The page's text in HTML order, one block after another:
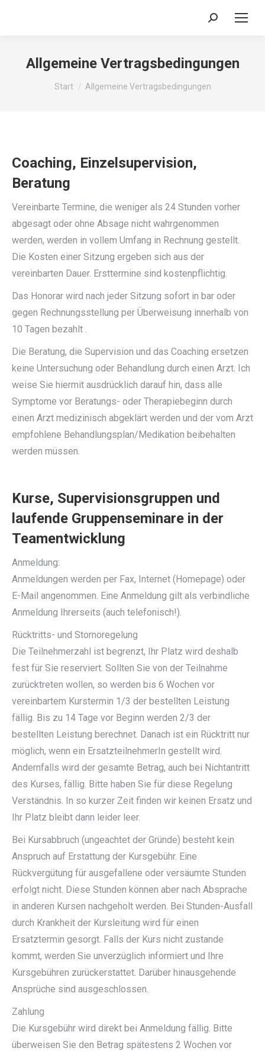
Search:
Allgemeine Vertragsbedingungen
Sie befinden sich hier:
Start Allgemeine Vertragsbedingungen
Coaching, Einzelsupervision,
Beratung
Vereinbarte Termine, die weniger als 24 Stunden vorher
abgesagt oder ohne Absage nicht wahrgenommen
werden, werden in vollem Umfang in Rechnung gestellt.
Die Kosten einer Sitzung ergeben sich aus der
vereinbarten Dauer. Ersttermine sind kostenpflichtig.
Das Honorar wird nach jeder Sitzung sofort in bar oder
gegen Rechnungsstellung per Überweisung innerhalb von
10 Tagen bezahlt .
Die Beratung, die Supervision und das Coaching ersetzen
keine Untersuchung oder Behandlung durch einen Arzt. Ich
weise Sie hiermit ausdrücklich darauf hin, dass alle
Symptome vor Beratungs- oder Therapiebeginn durch
einen Arzt medizinisch abgeklärt werden und der vom Arzt
empfohlene Behandlungsplan/Medikation beibehalten
werden müssen.
Kurse, Supervisionsgruppen und
laufende Gruppenseminare in der
Teamentwicklung
Anmeldung:
Anmeldungen werden per Fax, Internet (Homepage) oder
E-Mail angenommen. Eine Anmeldung gilt als verbindliche
Anmeldung Ihrerseits (auch telefonisch!).
Rücktritts- und Stornoregelung
Die Teilnehmerzahl ist begrenzt, Ihr Platz wird deshalb
fest für Sie reserviert. Sollten Sie von der Teilnahme
zurücktreten wollen, so werden bis 6 Wochen vor
vereinbartem Kurstermin 1/3 der bestellten Leistung
fällig. Bis zu 14 Tage vor Beginn werden 2/3 der
bestellten Leistung berechnet. Danach ist ein Rücktritt nur
möglich, wenn ein ErsatzteilnehmerIn gestellt wird.
Andernfalls wird der gesamte Betrag, auch bei Nichtantritt
des Kurses, fällig. Bitte haben Sie für diese Regelung
Verständnis. In so kurzer Zeit finden wir keinen Ersatz und
Ihr Platz bleibt dann leider leer.
Bei Kursabbruch (ungeachtet der Gründe) besteht kein
Anspruch auf Erstattung der Kursgebühr. Eine
Rückvergütung für ausgefallene oder versäumte Stunden
erfolgt nicht. Diese Stunden können aber nach Absprache
in anderen Kursen nachgeholt werden. Bei Stunden-Ausfall
durch Krankheit der Kursleitung wird für einen
Ersatztermin gesorgt. Falls der Kurs nicht zustande
kommt, werden Sie unverzüglich informiert und Ihre
Kursgebühren zurückerstattet. Darüber hinausgehende
Ansprüche sind ausgeschlossen.
Zahlung
Die Kursgebühr wird direkt bei Anmeldung fällig. Bitte
überweisen Sie den Betrag spätestens 2 Wochen vor